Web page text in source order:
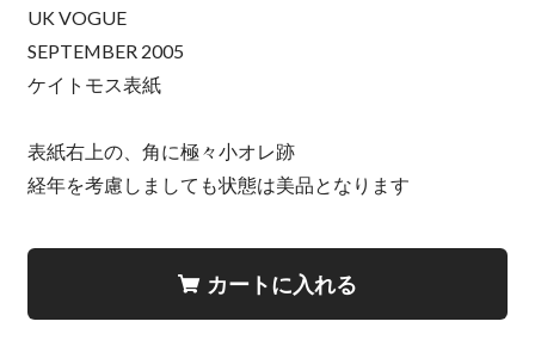
UK VOGUE
SEPTEMBER 2005
ケイトモス表紙
表紙右上の、角に極々小オレ跡
経年を考慮しましても状態は美品となります
カートに入れる